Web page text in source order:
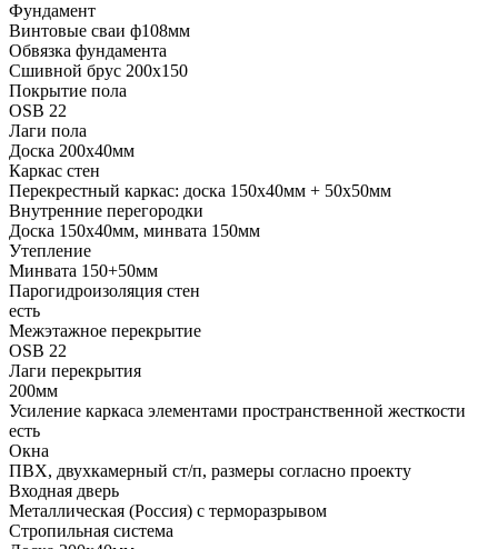
Фундамент
Винтовые сваи ф108мм
Обвязка фундамента
Сшивной брус 200х150
Покрытие пола
ОSB 22
Лаги пола
Доска 200х40мм
Каркас стен
Перекрестный каркас: доска 150х40мм + 50х50мм
Внутренние перегородки
Доска 150х40мм, минвата 150мм
Утепление
Минвата 150+50мм
Парогидроизоляция стен
есть
Межэтажное перекрытие
OSB 22
Лаги перекрытия
200мм
Усиление каркаса элементами пространственной жесткости
есть
Окна
ПВХ, двухкамерный ст/п, размеры согласно проекту
Входная дверь
Металлическая (Россия) с терморазрывом
Стропильная система